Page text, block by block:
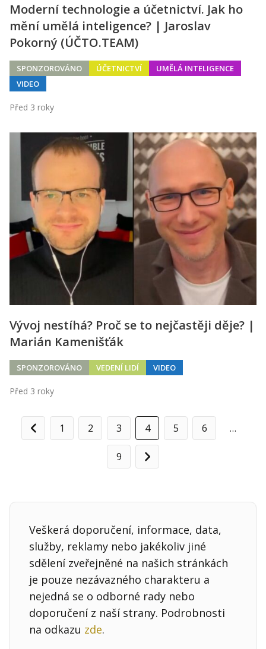
Moderní technologie a účetnictví. Jak ho
mění umělá inteligence? | Jaroslav
Pokorný (ÚČTO.TEAM)
SPONZOROVÁNO ÚČETNICTVÍ
UMĚLÁ INTELIGENCE
VIDEO
Před 3 roky
Vývoj nestíhá? Proč se to nejčastěji děje? |
Marián Kamenišťák
SPONZOROVÁNO VEDENÍ LIDÍ VIDEO
Před 3 roky
Předchozí
1 2 3 4 5 6 …
9
Další
Veškerá doporučení, informace, data,
služby, reklamy nebo jakékoliv jiné
sdělení zveřejněné na našich stránkách
je pouze nezávazného charakteru a
nejedná se o odborné rady nebo
doporučení z naší strany. Podrobnosti
na odkazu zde.